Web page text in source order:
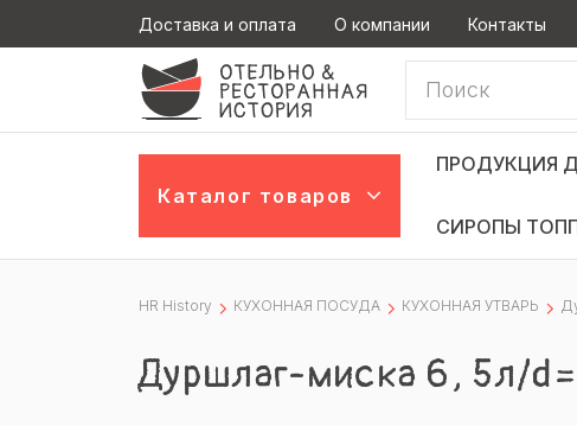
Доставка и оплата О компании Контакты
Каталог товаров
ПРОДУКЦИЯ
СИРОПЫ
HR History КУХОННАЯ ПОСУДА КУХОННАЯ УТВАРЬ
Дуршлаг-миска 6, 5л/